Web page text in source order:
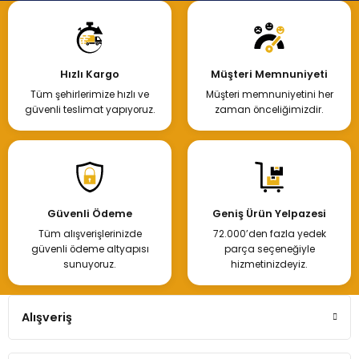
Hızlı Kargo
Tüm şehirlerimize hızlı ve
güvenli teslimat yapıyoruz.
Müşteri Memnuniyeti
Müşteri memnuniyetini her
zaman önceliğimizdir.
Güvenli Ödeme
Tüm alışverişlerinizde
güvenli ödeme altyapısı
sunuyoruz.
Geniş Ürün Yelpazesi
72.000’den fazla yedek
parça seçeneğiyle
hizmetinizdeyiz.
Alışveriş